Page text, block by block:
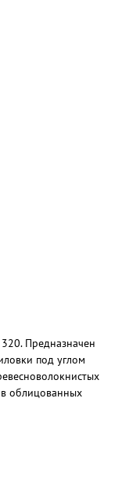
Предназначен
под углом
облицованных